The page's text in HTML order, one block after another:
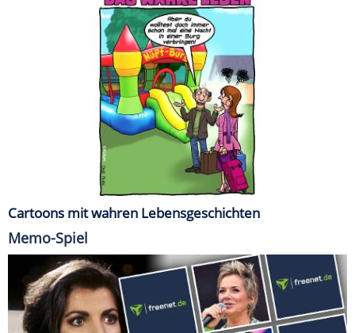
Cartoons mit wahren Lebensgeschichten
Memo-Spiel